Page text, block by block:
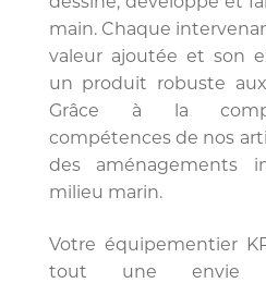
main. Chaque
valeur ajoutée et son
un produit robuste
Grâce à la
compétences de nos
des aménagements
milieu marin.
Votre équipementier
tout une envie